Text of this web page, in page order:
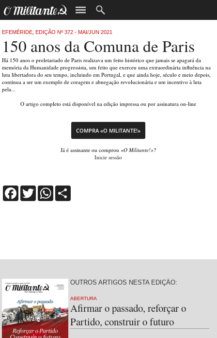
EFEMÉRIDE ,EDIÇÃO Nº 372 - MAI/JUN 2021
150 anos da Comuna de Paris
Há 150 anos o proletariado de Paris realizava um feito histórico que jamais se apagará da
memória da Humanidade progressista, um feito que exerceu uma extraordinária influência na
luta libertadora do seu tempo, incluindo em Portugal, e que ainda hoje, século e meio depois,
continua a ser um exemplo de coragem e abnegação revolucionária e um incentivo à luta
pela...
O artigo completo está disponível na edição impressa ou por assinatura on-line
COMPRA «O MILITANTE!»
Já é assinante ou comprou «O Militante!»?
Inicie sessão
FacebookTwitterWhatsApp
OUTROS ARTIGOS NESTA EDIÇÃO:
ABERTURA
Afirmar o passado, reforçar o
Partido, construir o futuro